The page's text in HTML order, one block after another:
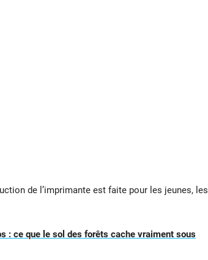
de l’imprimante est faite pour les jeunes, les
: ce que le sol des forêts cache vraiment sous